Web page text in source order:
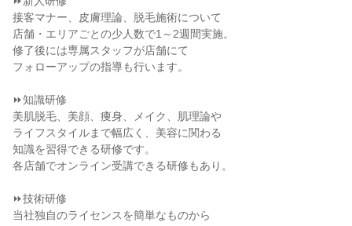
接客マナー、皮膚理論、脱毛施術について
店舗・エリアごとの少人数で1～2週間実施。
修了後には専属スタッフが店舗にて
フォローアップの指導も行います。
⏩知識研修
美肌脱毛、美顔、痩身、メイク、肌理論や
ライフスタイルまで幅広く、美容に関わる
知識を習得できる研修です。
各店舗でオンライン受講できる研修もあり。
⏩技術研修
当社独自のライセンスを簡単なものから